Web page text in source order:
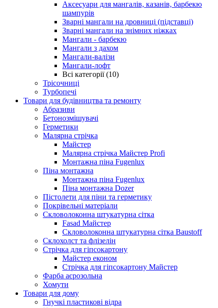
Аксесуари для мангалів, казанів, барбекю
шампурів
Зварні мангали на дровниці (підставці)
Зварні мангали на знімних ніжках
Мангали - барбекю
Мангали з дахом
Мангали-валізи
Мангали-лофт
Всі категорії (10)
Трісочниці
Турбопечі
Товари для будівництва та ремонту
Абразиви
Бетонозмішувачі
Герметики
Малярна стрічка
Майстер
Малярна стрічка Майстер Profi
Монтажна піна Fugenlux
Піна монтажна
Монтажна піна Fugenlux
Піна монтажна Dozer
Пістолети для піни та герметику
Покрівельні матеріали
Скловолоконна штукатурна сітка
Fasad Майстер
Скловолоконна штукатурна сітка Baustoff
Склохолст та флізелін
Стрічка для гіпсокартону
Майстер економ
Стрічка для гіпсокартону Майстер
Фарба аєрозольна
Хомути
Товари для дому
Гнучкі пластикові відра